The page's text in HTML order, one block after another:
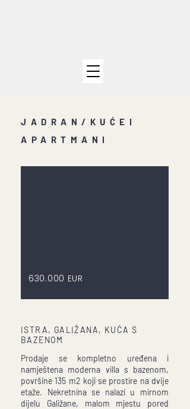
JADRAN/KUĆEI
APARTMANI
630.000 EUR
ISTRA, GALIŽANA, KUĆA S
BAZENOM
Prodaje se kompletno uređena i
namještena moderna villa s bazenom,
površine 135 m2 koji se prostire na dvije
etaže. Nekretnina se nalazi u mirnom
dijelu Galižane, malom mjestu pored